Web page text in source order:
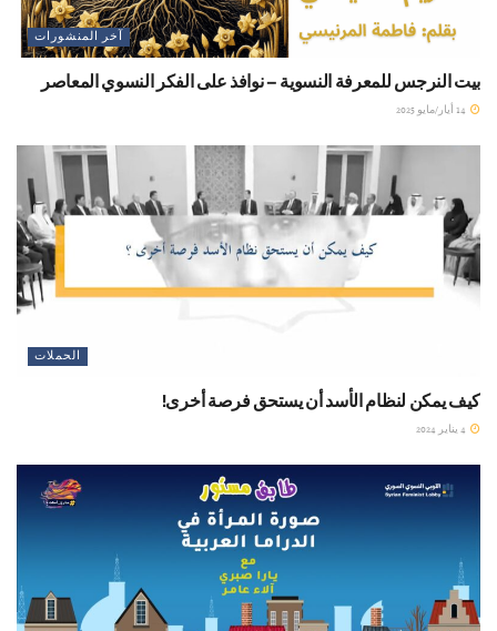
آخر المنشورات
بيت النرجس للمعرفة النسوية – نوافذ على الفكر النسوي المعاصر
الحملات
كيف يمكن لنظام الأسد أن يستحق فرصة أخرى!